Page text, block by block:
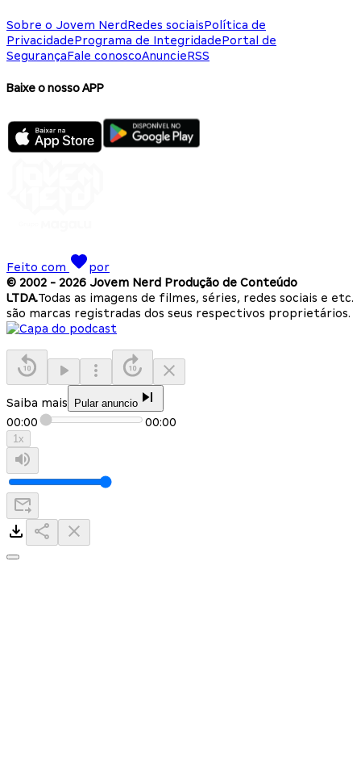
Sobre o Jovem NerdRedes sociaisPolítica de
PrivacidadePrograma de IntegridadePortal de
SegurançaFale conoscoAnuncieRSS
Baixe o nosso APP
Feito com
por
© 2002 - 2026 Jovem Nerd Produção de Conteúdo
LTDA.Todas as imagens de filmes, séries, redes sociais e etc.
são marcas registradas dos seus respectivos proprietários.
Saiba mais Pular anuncio
00:00 00:00
1x